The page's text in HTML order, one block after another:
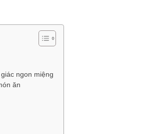
ngon miệng
ăn